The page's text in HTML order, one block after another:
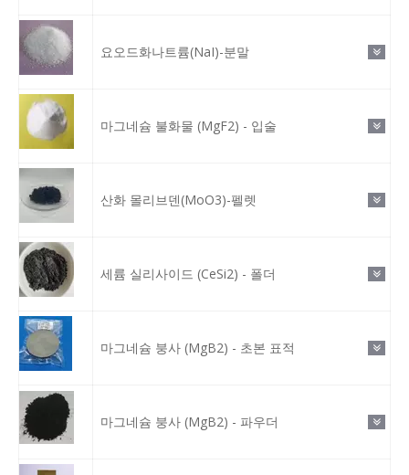
요오드화나트륨(NaI)-분말
마그네슘 불화물 (MgF2) - 입술
산화 몰리브덴(MoO3)-펠렛
세륨 실리사이드 (CeSi2) - 폴더
마그네슘 붕사 (MgB2) - 초본 표적
마그네슘 붕사 (MgB2) - 파우더